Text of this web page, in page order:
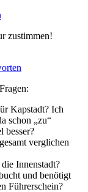
zustimmen!
Kapstadt? Ich
schon „zu“
besser?
verglichen
Innenstadt?
und benötigt
Führerschein?